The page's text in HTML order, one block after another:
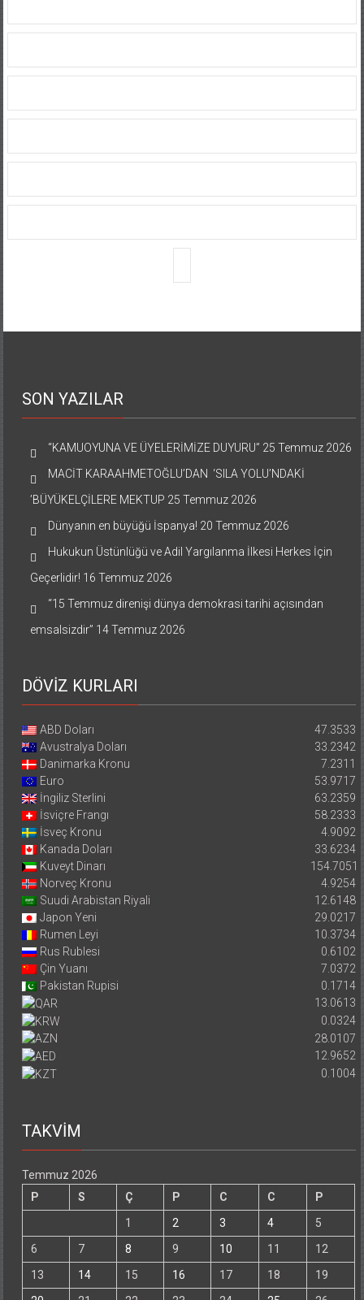
SON YAZILAR
“KAMUOYUNA VE ÜYELERİMİZE DUYURU” 25 Temmuz 2026
MACİT KARAAHMETOĞLU’DAN ‘SILA YOLU’NDAKİ
’BÜYÜKELÇİLERE MEKTUP 25 Temmuz 2026
Dünyanın en büyüğü İspanya! 20 Temmuz 2026
Hukukun Üstünlüğü ve Adil Yargılanma İlkesi Herkes İçin
Geçerlidir! 16 Temmuz 2026
“15 Temmuz direnişi dünya demokrasi tarihi açısından
emsalsizdir” 14 Temmuz 2026
DÖVİZ KURLARI
ABD Doları
47.3533
Avustralya Doları
33.2342
Danimarka Kronu
7.2311
Euro
53.9717
İngiliz Sterlini
63.2359
İsviçre Frangı
58.2333
İsveç Kronu
4.9092
Kanada Doları
33.6234
Kuveyt Dinarı
154.7051
Norveç Kronu
4.9254
Suudi Arabistan Riyali
12.6148
Japon Yeni
29.0217
Rumen Leyi
10.3734
Rus Rublesi
0.6102
Çin Yuanı
7.0372
Pakistan Rupisi
0.1714
13.0613
0.0324
28.0107
12.9652
0.1004
TAKVİM
Temmuz 2026
P
S Ç P C C
P
1
2 3 4
5
6
7 8 9 10 11
12
13
14 15 16 17 18
19